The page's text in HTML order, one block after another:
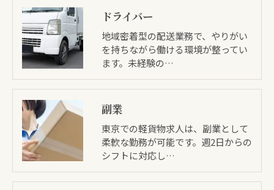
ドライバー
地域密着型の配送業務で、やりがい
を持ちながら働ける環境が整ってい
ます。未経験の…
副業
東京での軽貨物求人は、副業として
柔軟な勤務が可能です。週2日からの
シフトに対応し…